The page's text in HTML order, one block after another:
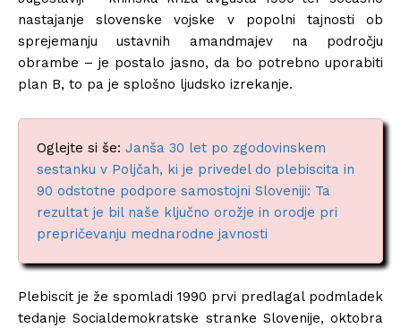
nastajanje slovenske vojske v popolni tajnosti ob
sprejemanju ustavnih amandmajev na področju
obrambe – je postalo jasno, da bo potrebno uporabiti
plan B, to pa je splošno ljudsko izrekanje.
Oglejte si še: Janša 30 let po zgodovinskem
sestanku v Poljčah, ki je privedel do plebiscita in
90 odstotne podpore samostojni Sloveniji: Ta
rezultat je bil naše ključno orožje in orodje pri
prepričevanju mednarodne javnosti
Plebiscit je že spomladi 1990 prvi predlagal podmladek
tedanje Socialdemokratske stranke Slovenije, oktobra